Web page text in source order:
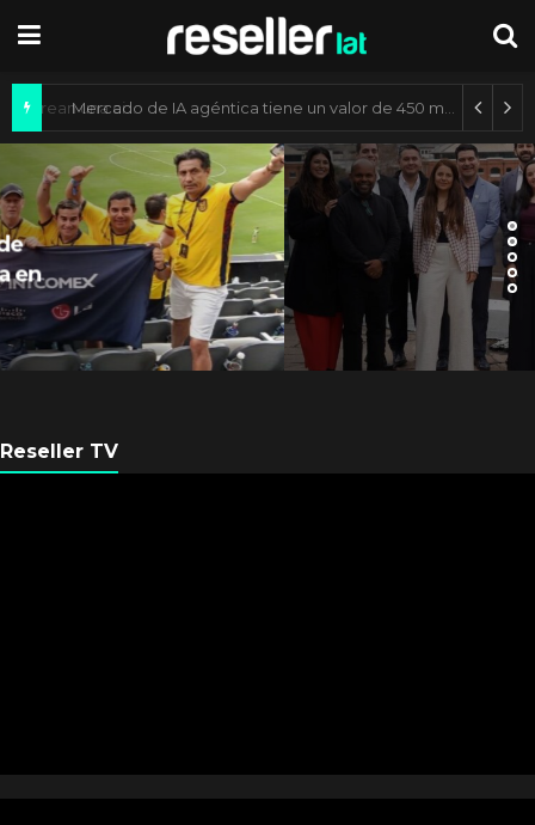
Axis Communications y Guatemala crean una ciudad inteligente
ARGENTINA
Axis Communications
Argentina se fortalece con
nueva sede
Reseller TV